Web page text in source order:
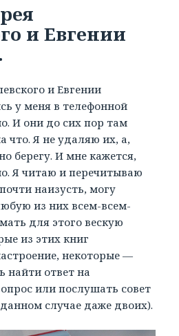
и Евгении
и Евгении
у меня в телефонной
И они до сих пор там
что. Я не удаляю их, а,
берегу. И мне кажется,
Я читаю и перечитываю
наизусть, могу
из них всем-всем-
для этого вескую
из этих книг
некоторые —
найти ответ на
или послушать совет
случае даже двоих).